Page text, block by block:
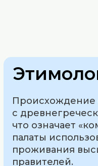
Происхождение
с
что означает
палаты
проживания
правителей.